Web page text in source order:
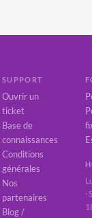
Sàrl
Sàrl
SA
SUPPORT
Ouvrir un
ticket
Base de
connaissances
Conditions
générales
Nos
partenaires
Blog /
·